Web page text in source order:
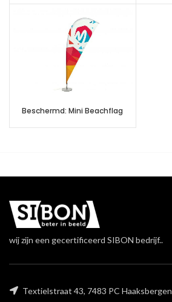
Beschermd: Mini Beachflag
wij zijn een gecertificeerd SIBON bedrijf..
Textielstraat 43, 7483 PC Haaksbergen